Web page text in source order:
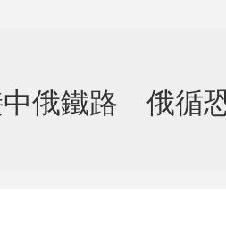
俄鐵路 俄循